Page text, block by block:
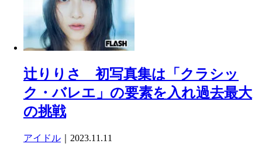
辻りりさ 初写真集は「クラシッ
ク・バレエ」の要素を入れ過去最大
の挑戦
アイドル ｜2023.11.11